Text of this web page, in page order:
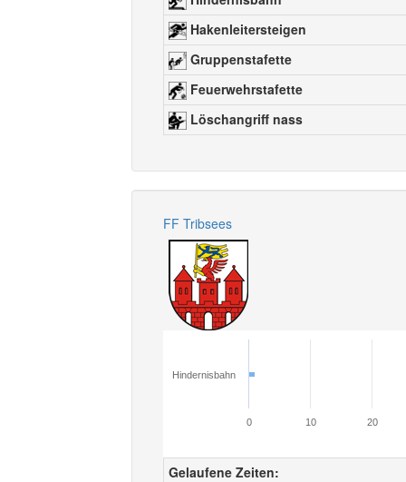
Hakenleitersteigen
Gruppenstafette
Feuerwehrstafette
Löschangriff nass
FF Tribsees
Hindernisbahn
0 10 20
Gelaufene Zeiten: